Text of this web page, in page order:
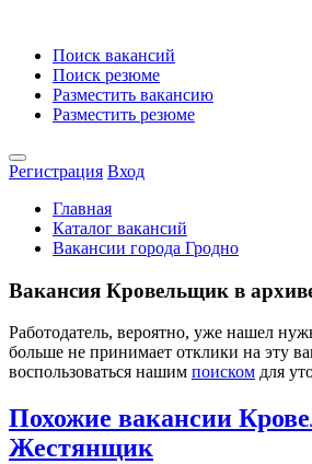
Поиск вакансий
Поиск резюме
Разместить вакансию
Разместить резюме
Регистрация Вход
Главная
Каталог вакансий
Вакансии города Гродно
Вакансия Кровельщик в
Работодатель, вероятно, уже нашел
больше не принимает отклики на эту
воспользоваться нашим поиском для
Похожие вакансии
Жестянщик